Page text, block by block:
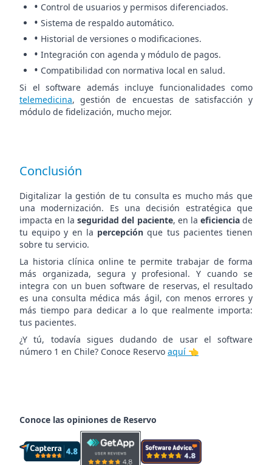
• Control de usuarios y permisos diferenciados.
• Sistema de respaldo automático.
• Historial de versiones o modificaciones.
• Integración con agenda y módulo de pagos.
• Compatibilidad con normativa local en salud.
Si el software además incluye funcionalidades como
telemedicina, gestión de encuestas de satisfacción y
módulo de fidelización, mucho mejor.
Conclusión
Digitalizar la gestión de tu consulta es mucho más que
una modernización. Es una decisión estratégica que
impacta en laseguridad del paciente, en la eficienciade
tu equipo y en la percepción que tus pacientes tienen
sobre tu servicio.
La historia clínica online te permite trabajar de forma
más organizada, segura y profesional. Y cuando se
integra con un buen software de reservas, el resultado
es una consulta médica más ágil, con menos errores y
más tiempo para dedicar a lo que realmente importa:
tus pacientes.
¿Y tú, todavía sigues dudando de usar el software
número 1 en Chile? Conoce Reservo aquí 👈
Conoce las opiniones de Reservo